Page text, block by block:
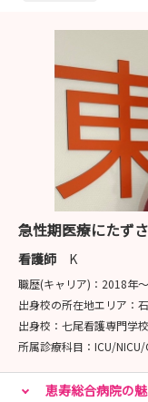
急性期医療にたず
看護師 K
職歴(キャリア)： 2018年〜
出身校の所在地エリア：
出身校： 七尾看護専門学校
所属診療科目： ICU/NICU/
恵寿総合病院の